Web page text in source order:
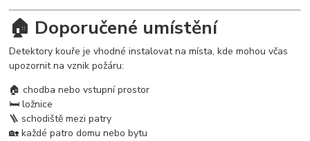
🏠 Doporučené umístění
Detektory kouře je vhodné instalovat na místa, kde mohou včas
upozornit na vznik požáru:
🏠 chodba nebo vstupní prostor
🛏️ ložnice
🪜 schodiště mezi patry
🏡 každé patro domu nebo bytu